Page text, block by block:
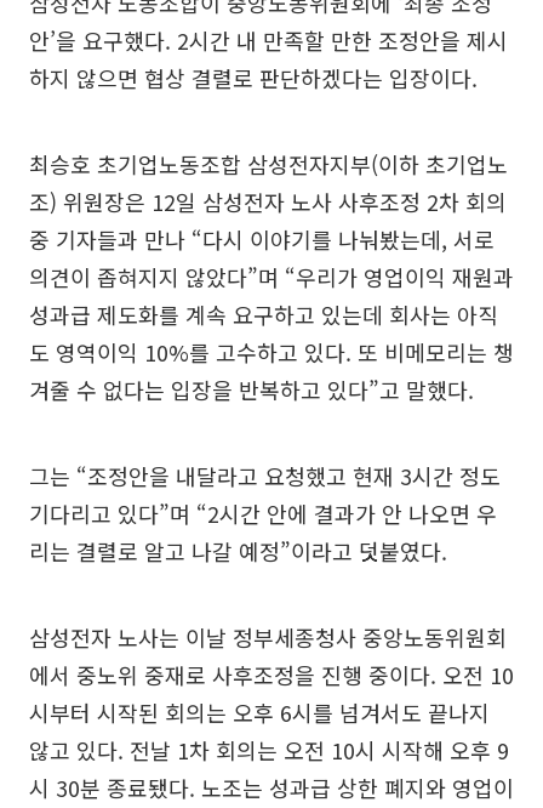
안’을 요구했다. 2시간 내 만족할 만한 조정안을 제시
하지 않으면 협상 결렬로 판단하겠다는 입장이다.
최승호 초기업노동조합 삼성전자지부(이하 초기업노
조) 위원장은 12일 삼성전자 노사 사후조정 2차 회의
중 기자들과 만나 “다시 이야기를 나눠봤는데, 서로
의견이 좁혀지지 않았다”며 “우리가 영업이익 재원과
성과급 제도화를 계속 요구하고 있는데 회사는 아직
도 영역이익 10%를 고수하고 있다. 또 비메모리는 챙
겨줄 수 없다는 입장을 반복하고 있다”고 말했다.
그는 “조정안을 내달라고 요청했고 현재 3시간 정도
기다리고 있다”며 “2시간 안에 결과가 안 나오면 우
리는 결렬로 알고 나갈 예정”이라고 덧붙였다.
삼성전자 노사는 이날 정부세종청사 중앙노동위원회
에서 중노위 중재로 사후조정을 진행 중이다. 오전 10
시부터 시작된 회의는 오후 6시를 넘겨서도 끝나지
않고 있다. 전날 1차 회의는 오전 10시 시작해 오후 9
시 30분 종료됐다. 노조는 성과급 상한 폐지와 영업이